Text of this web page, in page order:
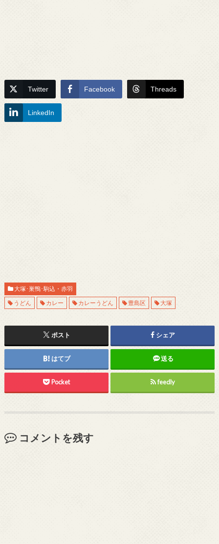
Twitter Facebook Threads
LinkedIn
大塚･巣鴨･駒込・赤羽
うどん
カレー カレーうどん 豊島区 大塚
ポスト シェア
はてブ 送る
Pocket feedly
コメントを残す